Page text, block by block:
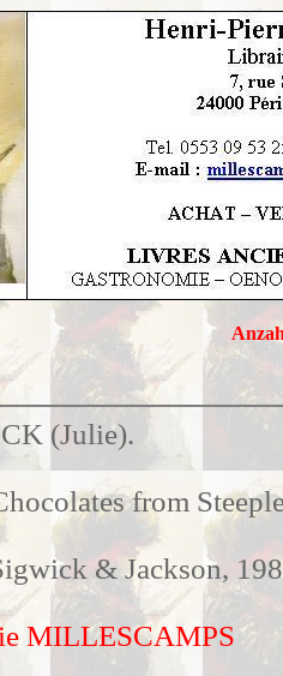
(Julie).
from
& Jackson,
MILLESCAMPS